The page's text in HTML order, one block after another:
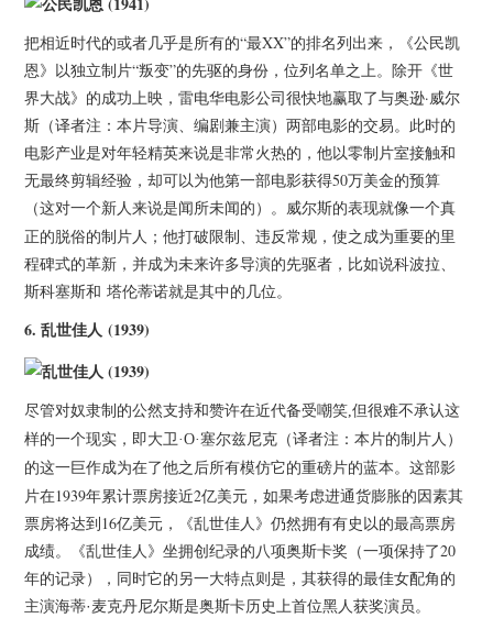
把相近时代的或者几乎是所有的“最XX”的排名列出来，《公民凯
恩》以独立制片“叛变”的先驱的身份，位列名单之上。除开《世
界大战》的成功上映，雷电华电影公司很快地赢取了与奥逊·威尔
斯（译者注：本片导演、编剧兼主演）两部电影的交易。此时的
电影产业是对年轻精英来说是非常火热的，他以零制片室接触和
无最终剪辑经验，却可以为他第一部电影获得50万美金的预算
（这对一个新人来说是闻所未闻的）。
威尔斯的表现就像一个真
正的脱俗的制片人；他打破限制、违反常规，使之成为重要的里
程碑式的革新，并成为未来许多导演的先驱者，比如说科波拉、
斯科塞斯和 塔伦蒂诺就是其中的几位。
6.乱世佳人 (1939)
尽管对奴隶制的公然支持和赞许在近代备受嘲笑,但很难不承认这
样的一个现实，即大卫·O·塞尔兹尼克（译者注：本片的制片人）
的这一巨作成为在了他之后所有模仿它的重磅片的蓝本。这部影
片在1939年累计票房接近2亿美元，如果考虑进通货膨胀的因素其
票房将达到16亿美元，《乱世佳人》仍然拥有有史以的最高票房
成绩。《乱世佳人》坐拥创纪录的八项奥斯卡奖（一项保持了20
年的记录），同时它的另一大特点则是，其获得的最佳女配角的
主演海蒂·麦克丹尼尔斯是奥斯卡历史上首位黑人获奖演员。